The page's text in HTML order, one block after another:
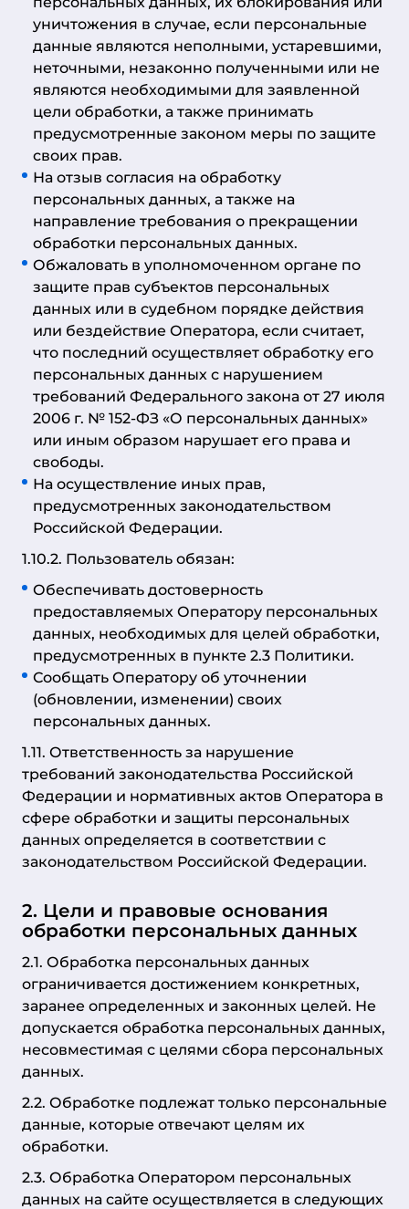
уничтожения в случае, если персональные
данные являются неполными, устаревшими,
неточными, незаконно полученными или не
являются необходимыми для заявленной
цели обработки, а также принимать
предусмотренные законом меры по защите
своих прав.
На отзыв согласия на обработку
персональных данных, а также на
направление требования о прекращении
обработки персональных данных.
Обжаловать в уполномоченном органе по
защите прав субъектов персональных
данных или в судебном порядке действия
или бездействие Оператора, если считает,
что последний осуществляет обработку его
персональных данных с нарушением
требований Федерального закона от 27 июля
2006 г. № 152-ФЗ «О персональных данных»
или иным образом нарушает его права и
свободы.
На осуществление иных прав,
предусмотренных законодательством
Российской Федерации.
1.10.2. Пользователь обязан:
Обеспечивать достоверность
предоставляемых Оператору персональных
данных, необходимых для целей обработки,
предусмотренных в пункте 2.3 Политики.
Сообщать Оператору об уточнении
(обновлении, изменении) своих
персональных данных.
1.11. Ответственность за нарушение
требований законодательства Российской
Федерации и нормативных актов Оператора в
сфере обработки и защиты персональных
данных определяется в соответствии с
законодательством Российской Федерации.
2. Цели и правовые основания
обработки персональных данных
2.1. Обработка персональных данных
ограничивается достижением конкретных,
заранее определенных и законных целей. Не
допускается обработка персональных данных,
несовместимая с целями сбора персональных
данных.
2.2. Обработке подлежат только персональные
данные, которые отвечают целям их
обработки.
2.3. Обработка Оператором персональных
данных на сайте осуществляется в следующих